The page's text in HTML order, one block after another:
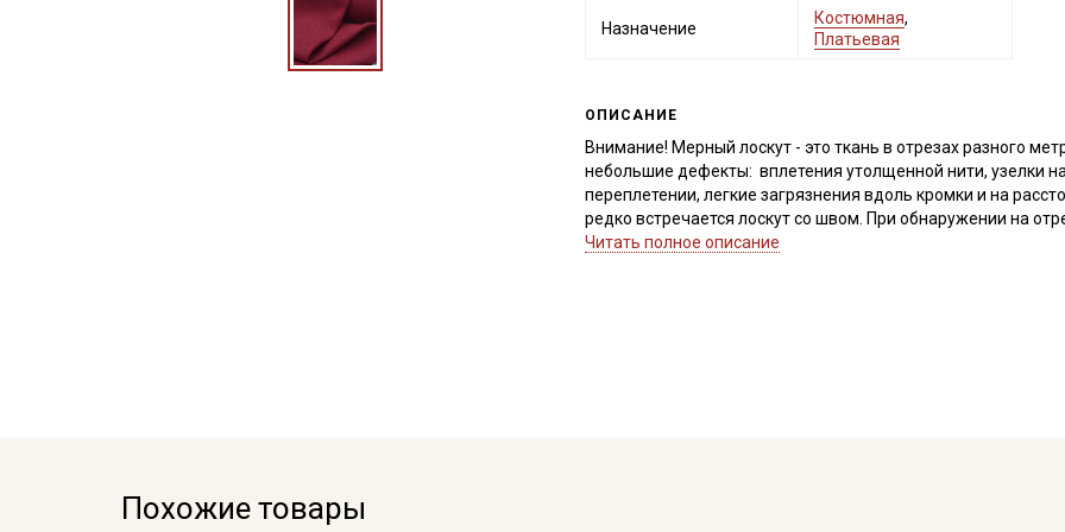
Назначение
Костюмная,
Платьевая
ОПИСАНИЕ
Внимание! Мерный лоскут - это ткань в отрезах разного
небольшие дефекты: вплетения утолщенной нити, узелки
переплетении, легкие загрязнения вдоль кромки и на
редко встречается лоскут со швом. При обнаружении на
для дополнительного согласования. В комментариях к
Читать полное описание
Похожие товары